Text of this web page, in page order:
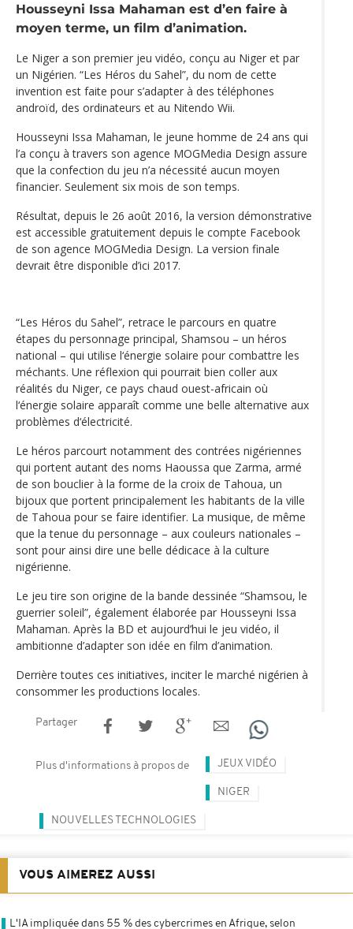
Housseyni Issa Mahaman est d’en faire à
moyen terme, un film d’animation.
Le Niger a son premier jeu vidéo, conçu au Niger et par
un Nigérien. “Les Héros du Sahel”, du nom de cette
invention est faite pour s’adapter à des téléphones
androïd, des ordinateurs et au Nitendo Wii.
Housseyni Issa Mahaman, le jeune homme de 24 ans qui
l’a conçu à travers son agence MOGMedia Design assure
que la confection du jeu n’a nécessité aucun moyen
financier. Seulement six mois de son temps.
Résultat, depuis le 26 août 2016, la version démonstrative
est accessible gratuitement depuis le compte Facebook
de son agence MOGMedia Design. La version finale
devrait être disponible d’ici 2017.
“Les Héros du Sahel”, retrace le parcours en quatre
étapes du personnage principal, Shamsou – un héros
national – qui utilise l‘énergie solaire pour combattre les
méchants. Une réflexion qui pourrait bien coller aux
réalités du Niger, ce pays chaud ouest-africain où
l‘énergie solaire apparaît comme une belle alternative aux
problèmes d‘électricité.
Le héros parcourt notamment des contrées nigériennes
qui portent autant des noms Haoussa que Zarma, armé
de son bouclier à la forme de la croix de Tahoua, un
bijoux que portent principalement les habitants de la ville
de Tahoua pour se faire identifier. La musique, de même
que la tenue du personnage – aux couleurs nationales –
sont pour ainsi dire une belle dédicace à la culture
nigérienne.
Le jeu tire son origine de la bande dessinée “Shamsou, le
guerrier soleil”, également élaborée par Housseyni Issa
Mahaman. Après la BD et aujourd’hui le jeu vidéo, il
ambitionne d’adapter son idée en film d’animation.
Derrière toutes ces initiatives, inciter le marché nigérien à
consommer les productions locales.
Partager
Plus d'informations à propos de JEUX VIDÉO
NIGER
NOUVELLES TECHNOLOGIES
VOUS AIMEREZ AUSSI
L'IA impliquée dans 55 % des cybercrimes en Afrique, selon